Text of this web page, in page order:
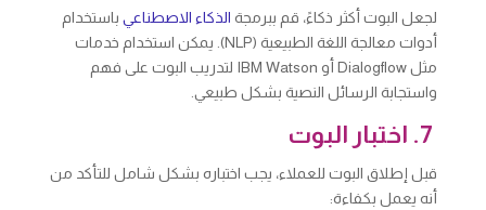
لجعل البوت أكثر ذكاءً، قم ببرمجة الذكاء الاصطناعيباستخدام
أدوات معالجة اللغة الطبيعية (NLP). يمكن استخدام خدمات
مثل Dialogflow أو IBM Watson لتدريب البوت على فهم
واستجابة الرسائل النصية بشكل طبيعي.
قبل إطلاق البوت للعملاء، يجب اختباره بشكل شامل للتأكد من
أنه يعمل بكفاءة: